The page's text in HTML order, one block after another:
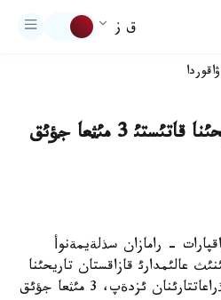
ق ز
اقوردا
قئتايدا ةلئمئزدئث تاريحئنا قاتئستئ 3 مئثعا جؤئق
قازاقپارات - رامازان سذلةيمةنوأ
عالئمدارئ قازاقستان تاريحئنا
قاتئستئ دةرةكتةردئ قئتاي مذراعاتتارئنان ئزدةپ، 3 مئثعا جؤئق